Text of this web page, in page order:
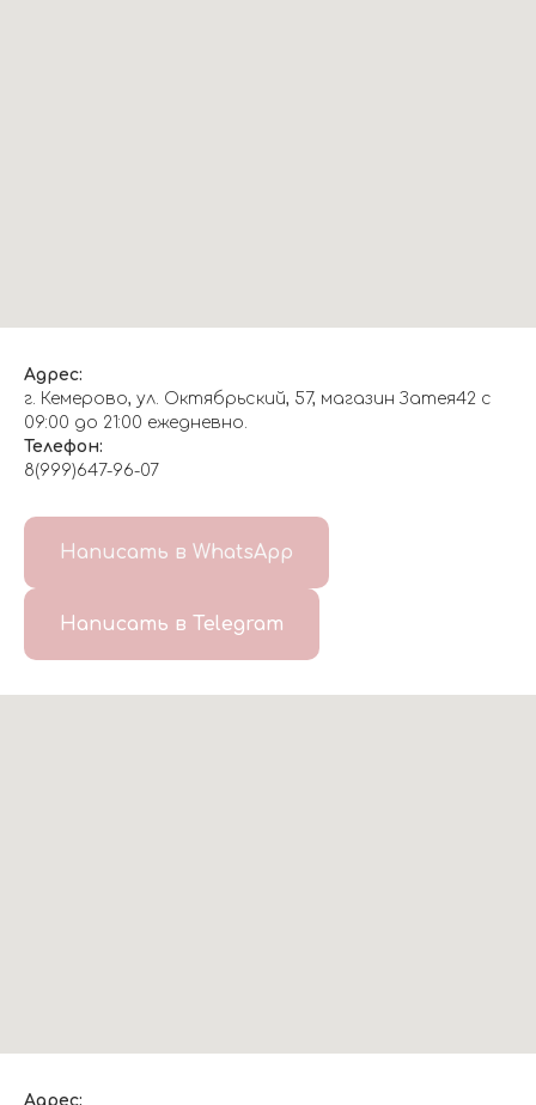
Адрес:
г. Кемерово, ул. Октябрьский, 57, магазин Затея42 с
09:00 до 21:00 ежедневно.
Телефон:
8(999)647-96-07
Написать в WhatsApp
Написать в Telegram
Адрес: